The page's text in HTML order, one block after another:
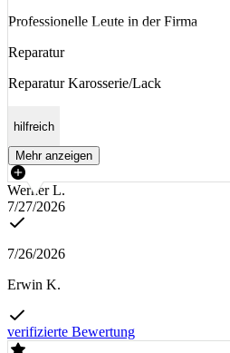
Professionelle Leute in der Firma
Reparatur
Reparatur Karosserie/Lack
hilfreich
Mehr anzeigen
Werner L.
7/27/2026
7/26/2026
Erwin K.
verifizierte Bewertung